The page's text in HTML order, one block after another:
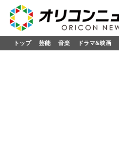
トップ 芸能 音楽 ドラマ&映画